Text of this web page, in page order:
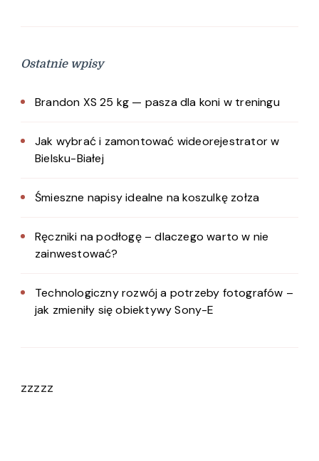
Ostatnie wpisy
Brandon XS 25 kg — pasza dla koni w treningu
Jak wybrać i zamontować wideorejestrator w
Bielsku-Białej
Śmieszne napisy idealne na koszulkę zołza
Ręczniki na podłogę – dlaczego warto w nie
zainwestować?
Technologiczny rozwój a potrzeby fotografów –
jak zmieniły się obiektywy Sony-E
zzzzz